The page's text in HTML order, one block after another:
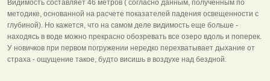
Видимость составляет 46 метров ( согласно данным, полученным по
методике, основанной на расчете показателей падения освещенности с
глубиной). Но кажется, что на самом деле видимость еще больше -
находясь в воде можно прекрасно обозревать все озеро вдоль и поперек.
У новичков при первом погружении нередко перехватывает дыхание от
страха - ощущение такое, будто висишь в воздухе над бездной.